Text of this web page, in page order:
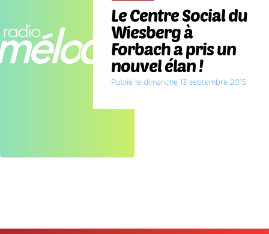
Le Centre Social du
Wiesberg à
Forbach a pris un
nouvel élan !
Publié le dimanche 13 septembre 2015